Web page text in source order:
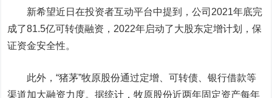
新希望近日在投资者互动平台中提到，公司2021年底完
成了81.5亿可转债融资，2022年启动了大股东定增计划，保
证资金安全性。
此外，“猪茅”牧原股份通过定增、可转债、银行借款等
渠道加大融资力度。据统计，牧原股份近两年固定资产每年